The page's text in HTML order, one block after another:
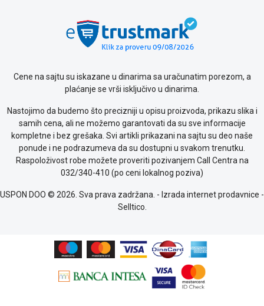
Cene na sajtu su iskazane u dinarima sa uračunatim porezom, a
plaćanje se vrši isključivo u dinarima.
Nastojimo da budemo što precizniji u opisu proizvoda, prikazu slika i
samih cena, ali ne možemo garantovati da su sve informacije
kompletne i bez grešaka. Svi artikli prikazani na sajtu su deo naše
ponude i ne podrazumeva da su dostupni u svakom trenutku.
Raspoloživost robe možete proveriti pozivanjem Call Centra na
032/340-410 (po ceni lokalnog poziva)
USPON DOO © 2026. Sva prava zadržana. - Izrada internet prodavnice -
Selltico.